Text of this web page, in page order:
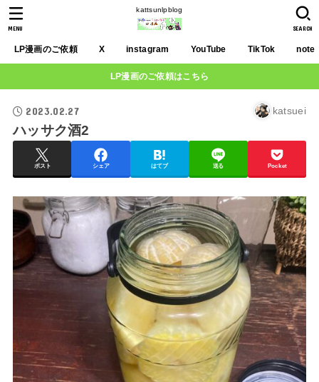
kattsunlpblog
LP漫画のご依頼 X instagram YouTube TikTok note
SEARCH
MENU
LP漫画のご依頼はこちら
2023.02.27 katsuei
ハッサク酒2
ポスト シェア はてブ 送る Pocket